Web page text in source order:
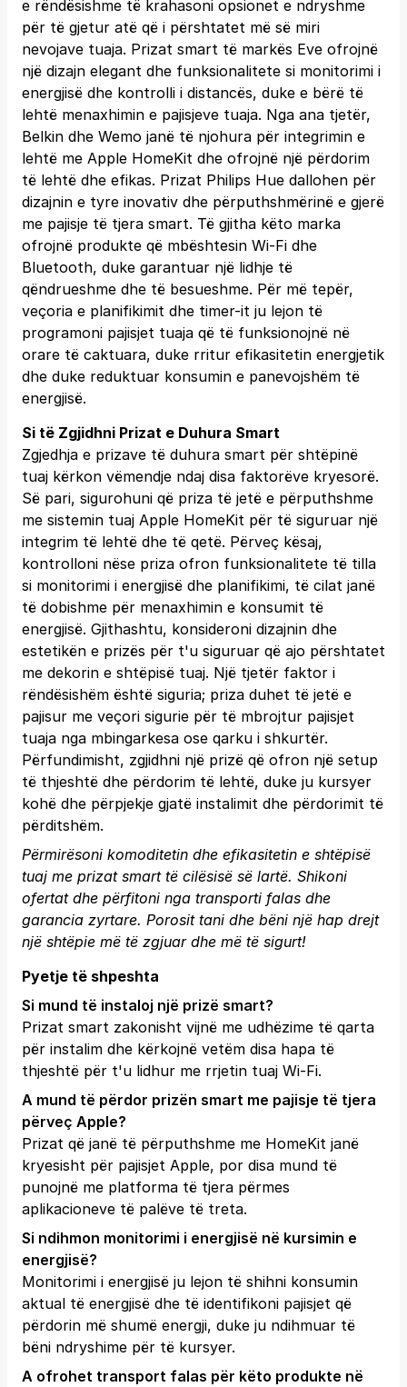
e rëndësishme të krahasoni opsionet e ndryshme
për të gjetur atë që i përshtatet më së miri
nevojave tuaja. Prizat smart të markës Eve ofrojnë
një dizajn elegant dhe funksionalitete si monitorimi i
energjisë dhe kontrolli i distancës, duke e bërë të
lehtë menaxhimin e pajisjeve tuaja. Nga ana tjetër,
Belkin dhe Wemo janë të njohura për integrimin e
lehtë me Apple HomeKit dhe ofrojnë një përdorim
të lehtë dhe efikas. Prizat Philips Hue dallohen për
dizajnin e tyre inovativ dhe përputhshmërinë e gjerë
me pajisje të tjera smart. Të gjitha këto marka
ofrojnë produkte që mbështesin Wi-Fi dhe
Bluetooth, duke garantuar një lidhje të
qëndrueshme dhe të besueshme. Për më tepër,
veçoria e planifikimit dhe timer-it ju lejon të
programoni pajisjet tuaja që të funksionojnë në
orare të caktuara, duke rritur efikasitetin energjetik
dhe duke reduktuar konsumin e panevojshëm të
energjisë.
Si të Zgjidhni Prizat e Duhura Smart
Zgjedhja e prizave të duhura smart për shtëpinë
tuaj kërkon vëmendje ndaj disa faktorëve kryesorë.
Së pari, sigurohuni që priza të jetë e përputhshme
me sistemin tuaj Apple HomeKit për të siguruar një
integrim të lehtë dhe të qetë. Përveç kësaj,
kontrolloni nëse priza ofron funksionalitete të tilla
si monitorimi i energjisë dhe planifikimi, të cilat janë
të dobishme për menaxhimin e konsumit të
energjisë. Gjithashtu, konsideroni dizajnin dhe
estetikën e prizës për t'u siguruar që ajo përshtatet
me dekorin e shtëpisë tuaj. Një tjetër faktor i
rëndësishëm është siguria; priza duhet të jetë e
pajisur me veçori sigurie për të mbrojtur pajisjet
tuaja nga mbingarkesa ose qarku i shkurtër.
Përfundimisht, zgjidhni një prizë që ofron një setup
të thjeshtë dhe përdorim të lehtë, duke ju kursyer
kohë dhe përpjekje gjatë instalimit dhe përdorimit të
përditshëm.
Përmirësoni komoditetin dhe efikasitetin e shtëpisë
tuaj me prizat smart të cilësisë së lartë. Shikoni
ofertat dhe përfitoni nga transporti falas dhe
garancia zyrtare. Porosit tani dhe bëni një hap drejt
një shtëpie më të zgjuar dhe më të sigurt!
Pyetje të shpeshta
Si mund të instaloj një prizë smart?
Prizat smart zakonisht vijnë me udhëzime të qarta
për instalim dhe kërkojnë vetëm disa hapa të
thjeshtë për t'u lidhur me rrjetin tuaj Wi-Fi.
A mund të përdor prizën smart me pajisje të tjera
përveç Apple?
Prizat që janë të përputhshme me HomeKit janë
kryesisht për pajisjet Apple, por disa mund të
punojnë me platforma të tjera përmes
aplikacioneve të palëve të treta.
Si ndihmon monitorimi i energjisë në kursimin e
energjisë?
Monitorimi i energjisë ju lejon të shihni konsumin
aktual të energjisë dhe të identifikoni pajisjet që
përdorin më shumë energji, duke ju ndihmuar të
bëni ndryshime për të kursyer.
A ofrohet transport falas për këto produkte në